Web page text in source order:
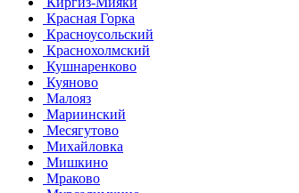
Красная Горка
Красноусольский
Краснохолмский
Кушнаренково
Куяново
Малояз
Мариинский
Месягутово
Михайловка
Мишкино
Мраково